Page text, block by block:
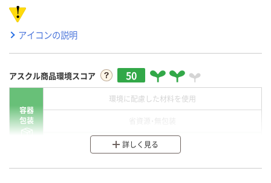
アイコンの説明
アスクル商品環境スコア 50
容器
包装
環境に配慮した材料を使用
分別・リサイクルしやすい設計
詳しく見る